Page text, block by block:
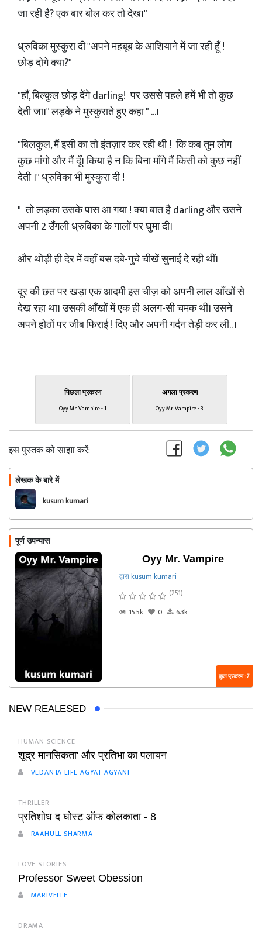
जा रही है? एक बार बोल कर तो देख।"
ध्रुविका मुस्कुरा दी "अपने महबूब के आशियाने में जा रही हूँ !
छोड़ दोगे क्या?"
"हाँ, बिल्कुल छोड़ देंगे darling! पर उससे पहले हमें भी तो कुछ
देती जा।" लड़के ने मुस्कुराते हुए कहा " ...।
"बिलकुल, मैं इसी का तो इंतज़ार कर रही थी ! कि कब तुम लोग
कुछ मांगो और मैं दूँ। किया है न कि बिना माँगे मैं किसी को कुछ नहीं
देती ।" ध्रुविका भी मुस्कुरा दी !
" तो लड़का उसके पास आ गया ! क्या बात है darling और उसने
अपनी 2 उँगली ध्रुविका के गालों पर घुमा दी।
और थोड़ी ही देर में वहाँ बस दबे-गुचे चीखें सुनाई दे रही थीं।
दूर की छत पर खड़ा एक आदमी इस चीज़ को अपनी लाल आँखों से
देख रहा था। उसकी आँखों में एक ही अलग-सी चमक थी। उसने
अपने होठों पर जीब फिराई ! दिए और अपनी गर्दन तेड़ी कर ली.. ।
पिछला प्रकरण
Oyy Mr. Vampire - 1
अगला प्रकरण
Oyy Mr. Vampire - 3
इस पुस्तक को साझा करें:
लेखक के बारे में
kusum kumari
पूर्ण उपन्यास
Oyy Mr. Vampire
द्वारा kusum kumari
(251)
15.5k
0 6.3k
कुल प्रकरण : 7
NEW REALESED
HUMAN SCIENCE
शूद्र मानसिकता' और प्रतिभा का पलायन
VEDANTA LIFE AGYAT AGYANI
THRILLER
प्रतिशोध द घोस्ट ऑफ कोलकाता - 8
RAAHULL SHARMA
LOVE STORIES
Professor Sweet Obession
MARIVELLE
DRAMA